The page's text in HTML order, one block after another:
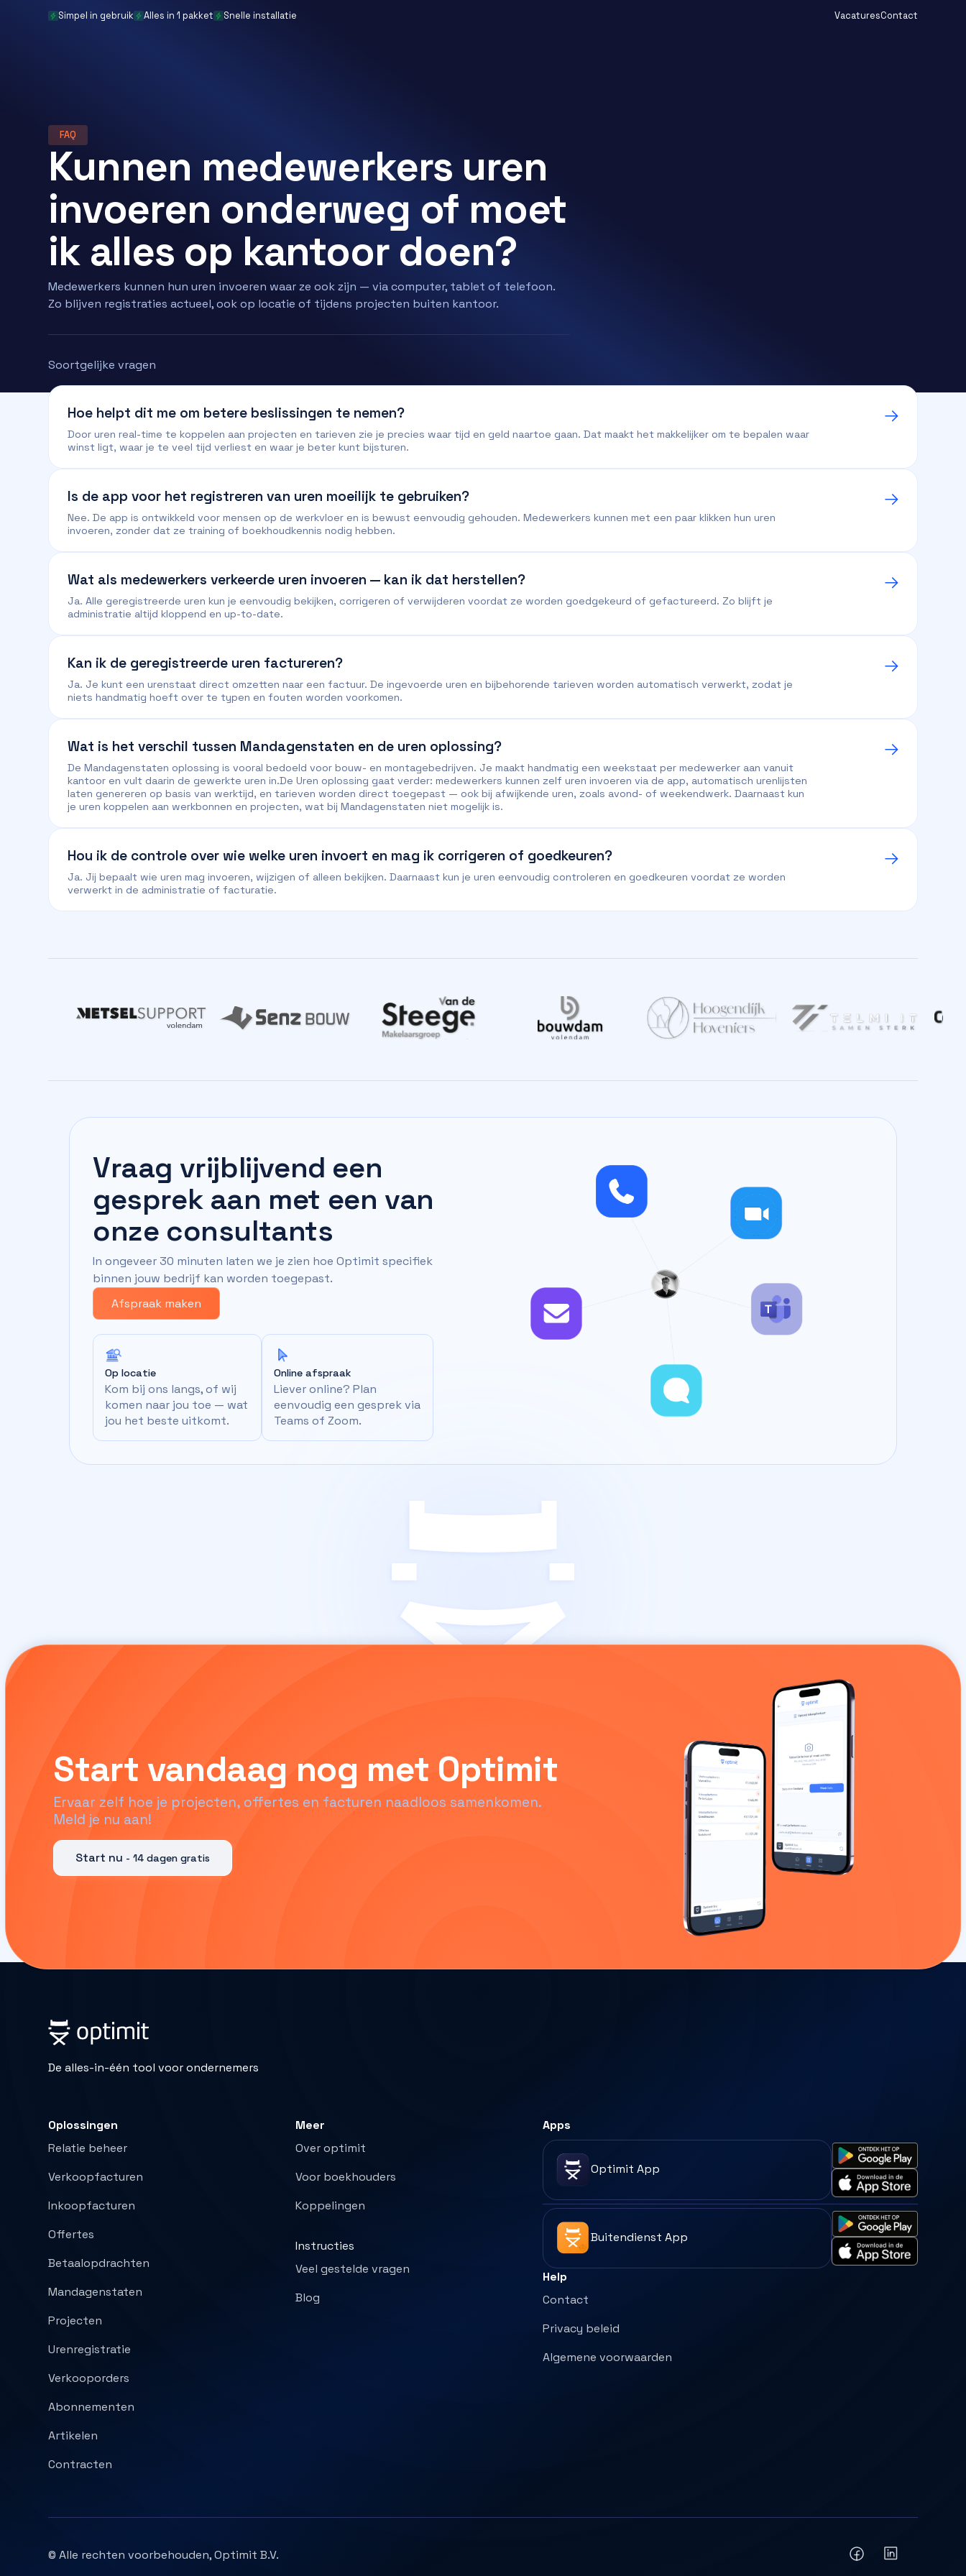
Simpel in gebruik Alles in 1 pakket Snelle installatie VacaturesContact
FAQ
Kunnen medewerkers uren
invoeren onderweg of moet
ik alles op kantoor doen?
Medewerkers kunnen hun uren invoeren waar ze ook zijn — via computer, tablet of telefoon.
Zo blijven registraties actueel, ook op locatie of tijdens projecten buiten kantoor.
Soortgelijke vragen
Hoe helpt dit me om betere beslissingen te nemen?
Door uren real-time te koppelen aan projecten en tarieven zie je precies waar tijd en geld naartoe gaan. Dat maakt het makkelijker om te bepalen waar
winst ligt, waar je te veel tijd verliest en waar je beter kunt bijsturen.
Is de app voor het registreren van uren moeilijk te gebruiken?
Nee. De app is ontwikkeld voor mensen op de werkvloer en is bewust eenvoudig gehouden. Medewerkers kunnen met een paar klikken hun uren
invoeren, zonder dat ze training of boekhoudkennis nodig hebben.
Wat als medewerkers verkeerde uren invoeren — kan ik dat herstellen?
Ja. Alle geregistreerde uren kun je eenvoudig bekijken, corrigeren of verwijderen voordat ze worden goedgekeurd of gefactureerd. Zo blijft je
administratie altijd kloppend en up-to-date.
Kan ik de geregistreerde uren factureren?
Ja. Je kunt een urenstaat direct omzetten naar een factuur. De ingevoerde uren en bijbehorende tarieven worden automatisch verwerkt, zodat je
niets handmatig hoeft over te typen en fouten worden voorkomen.
Wat is het verschil tussen Mandagenstaten en de uren oplossing?
De Mandagenstaten oplossing is vooral bedoeld voor bouw- en montagebedrijven. Je maakt handmatig een weekstaat per medewerker aan vanuit
kantoor en vult daarin de gewerkte uren in.De Uren oplossing gaat verder: medewerkers kunnen zelf uren invoeren via de app, automatisch urenlijsten
laten genereren op basis van werktijd, en tarieven worden direct toegepast — ook bij afwijkende uren, zoals avond- of weekendwerk. Daarnaast kun
je uren koppelen aan werkbonnen en projecten, wat bij Mandagenstaten niet mogelijk is.‍
Hou ik de controle over wie welke uren invoert en mag ik corrigeren of goedkeuren?
Ja. Jij bepaalt wie uren mag invoeren, wijzigen of alleen bekijken. Daarnaast kun je uren eenvoudig controleren en goedkeuren voordat ze worden
verwerkt in de administratie of facturatie.
Vraag vrijblijvend een
gesprek aan met een van
onze consultants
In ongeveer 30 minuten laten we je zien hoe Optimit specifiek
binnen jouw bedrijf kan worden toegepast.
Afspraak maken
Op locatie
Kom bij ons langs, of wij
komen naar jou toe — wat
jou het beste uitkomt.
Online afspraak
Liever online? Plan
eenvoudig een gesprek via
Teams of Zoom.
Start vandaag nog met Optimit
Ervaar zelf hoe je projecten, offertes en facturen naadloos samenkomen.
Meld je nu aan!
Start nu - 14 dagen gratis
De alles-in-één tool voor ondernemers
Oplossingen
Relatie beheer
Verkoopfacturen
Inkoopfacturen
Offertes
Betaalopdrachten
Mandagenstaten
Projecten
Urenregistratie
Verkooporders
Abonnementen
Artikelen
Contracten
Meer
Over optimit
Voor boekhouders
Koppelingen
Instructies
Veel gestelde vragen
Blog
Apps
Optimit App
Buitendienst App
Help
Contact
Privacy beleid
Algemene voorwaarden
© Alle rechten voorbehouden, Optimit B.V.